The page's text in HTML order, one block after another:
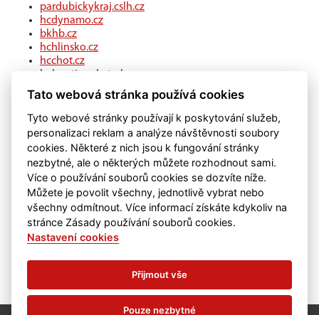
pardubickykraj.cslh.cz
hcdynamo.cz
bkhb.cz
hchlinsko.cz
hcchot.cz
kohouti-ceskatrebova.cz
hcledec.cz
hclitomysl.cz
hcskutec.cz
hcslovan.com
hcchocen.cz
hcpolicka.com
hcsvetlans.cz
eSports.cz
klubweb.cz
onlajny.com
Tato webová stránka používá cookies
Tyto webové stránky používají k poskytování služeb,
personalizaci reklam a analýze návštěvnosti soubory
cookies. Některé z nich jsou k fungování stránky
nezbytné, ale o některých můžete rozhodnout sami.
Více o používání souborů cookies se dozvíte níže.
Můžete je povolit všechny, jednotlivě vybrat nebo
všechny odmítnout. Více informací získáte kdykoliv na
stránce Zásady používání souborů cookies.
Nastavení cookies
Přijmout vše
Pouze nezbytné